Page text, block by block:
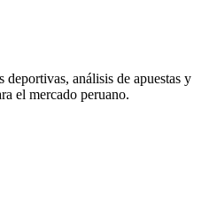
análisis de apuestas y
el mercado peruano.